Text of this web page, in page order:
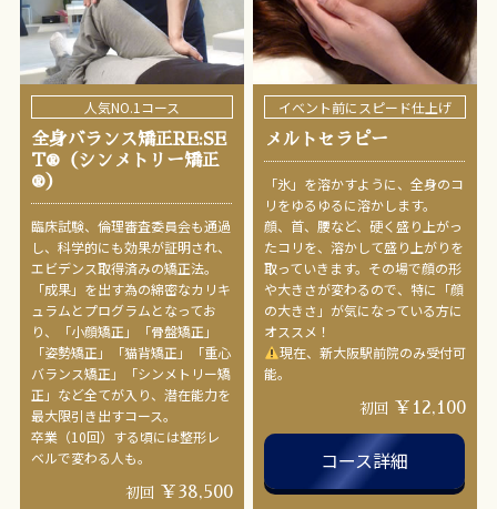
人気NO.1コース
全身バランス矯正RE:SE
T®︎（シンメトリー矯正
®︎）
臨床試験、倫理審査委員会も通過
し、科学的にも効果が証明され、
エビデンス取得済みの矯正法。
「成果」を出す為の綿密なカリキ
ュラムとプログラムとなってお
り、「小顔矯正」「骨盤矯正」
「姿勢矯正」「猫背矯正」「重心
バランス矯正」「シンメトリー矯
正」など全てが入り、潜在能力を
最大限引き出すコース。
卒業（10回）する頃には整形レ
ベルで変わる人も。
初回 ￥38,500
イベント前にスピード仕上げ
メルトセラピー
「氷」を溶かすように、全身のコ
リをゆるゆるに溶かします。
顔、首、腰など、硬く盛り上がっ
たコリを、溶かして盛り上がりを
取っていきます。その場で顔の形
や大きさが変わるので、特に「顔
の大きさ」が気になっている方に
オススメ！
現在、新大阪駅前院のみ受付可
能。
初回 ￥12,100
コース詳細